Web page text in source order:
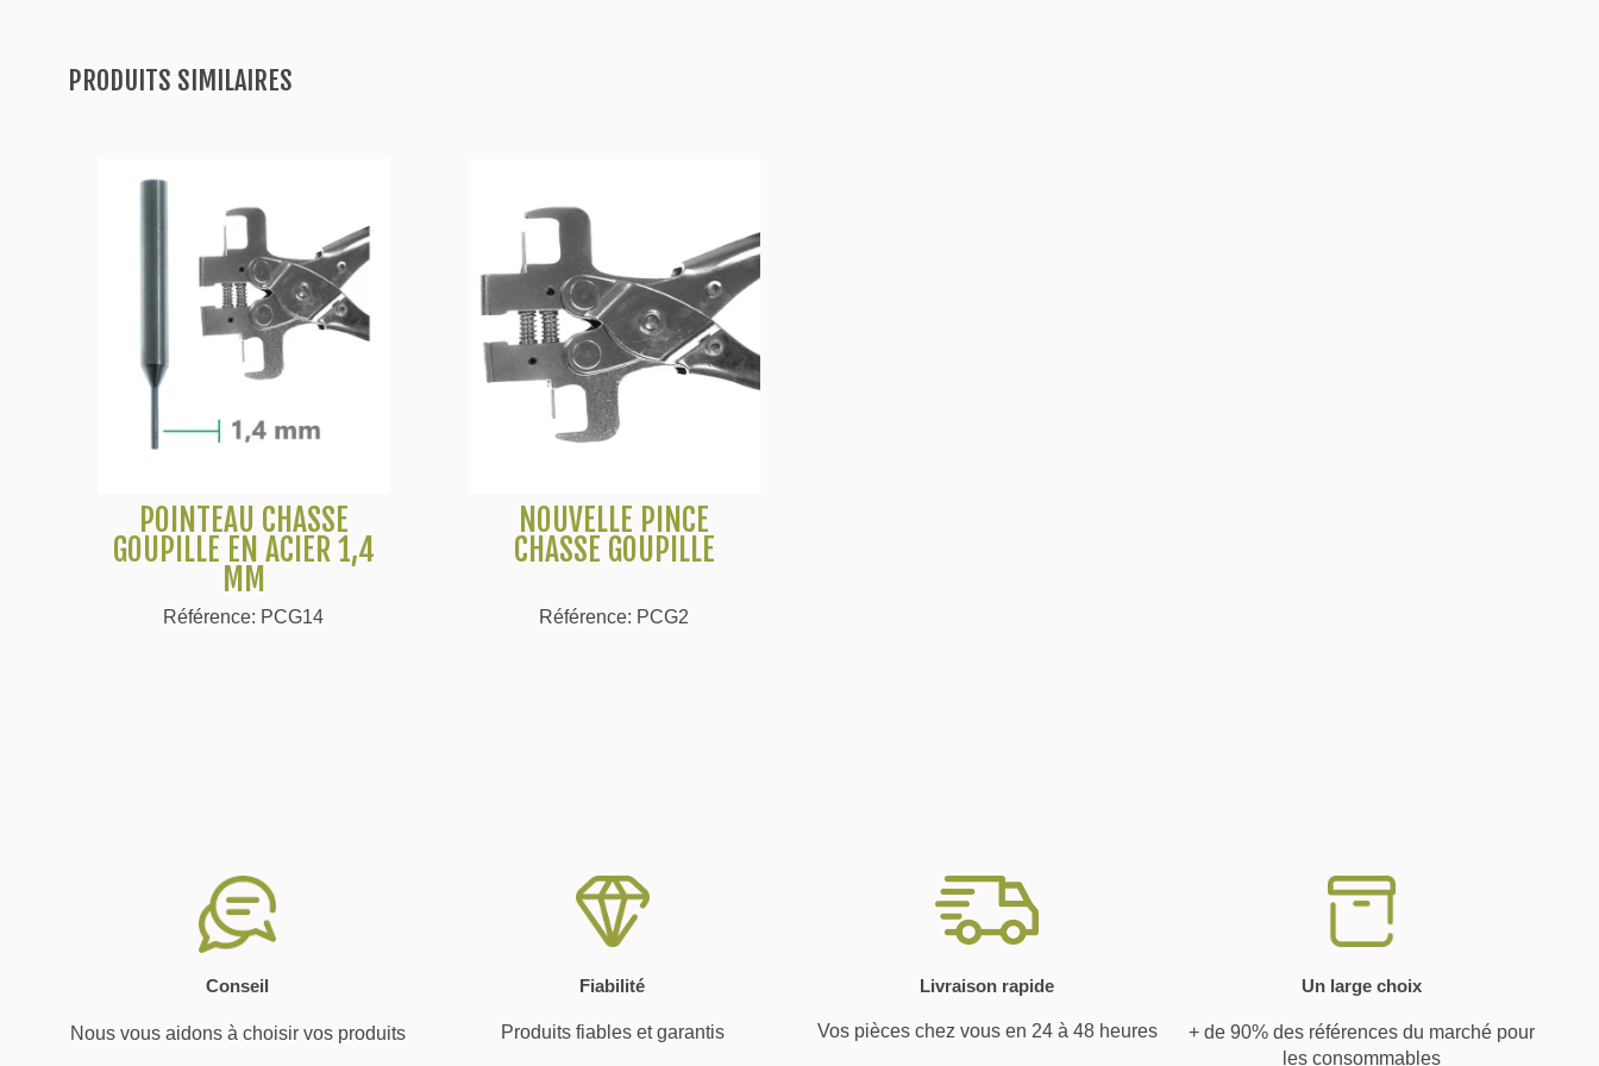
PRODUITS SIMILAIRES
Voir plus
POINTEAU CHASSE
GOUPILLE EN ACIER 1,4
MM
Référence: PCG14
Voir plus
NOUVELLE PINCE
CHASSE GOUPILLE
Référence: PCG2
Conseil Fiabilité Livraison rapide Un large choix
Nous vous aidons à choisir vos produits Produits fiables et garantis Vos pièces chez vous en 24 à 48 heures
+ de 90% des références du marché pour
les consommables